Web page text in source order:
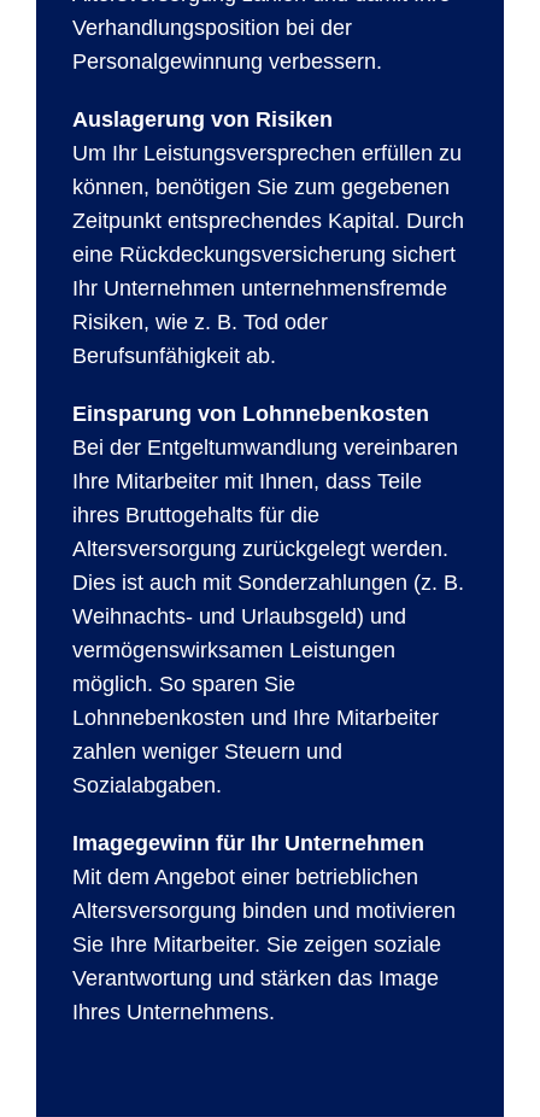
Verhandlungsposition bei der
Personalgewinnung verbessern.
Auslagerung von Risiken
Um Ihr Leistungsversprechen erfüllen zu
können, benötigen Sie zum gegebenen
Zeitpunkt entsprechendes Kapital. Durch
eine Rückdeckungsversicherung sichert
Ihr Unternehmen unternehmensfremde
Risiken, wie z. B. Tod oder
Berufsunfähigkeit ab.
Einsparung von Lohnnebenkosten
Bei der Entgeltumwandlung vereinbaren
Ihre Mitarbeiter mit Ihnen, dass Teile
ihres Bruttogehalts für die
Altersversorgung zurückgelegt werden.
Dies ist auch mit Sonderzahlungen (z. B.
Weihnachts- und Urlaubsgeld) und
vermögenswirksamen Leistungen
möglich. So sparen Sie
Lohnnebenkosten und Ihre Mitarbeiter
zahlen weniger Steuern und
Sozialabgaben.
Imagegewinn für Ihr Unternehmen
Mit dem Angebot einer betrieblichen
Altersversorgung binden und motivieren
Sie Ihre Mitarbeiter. Sie zeigen soziale
Verantwortung und stärken das Image
Ihres Unternehmens.